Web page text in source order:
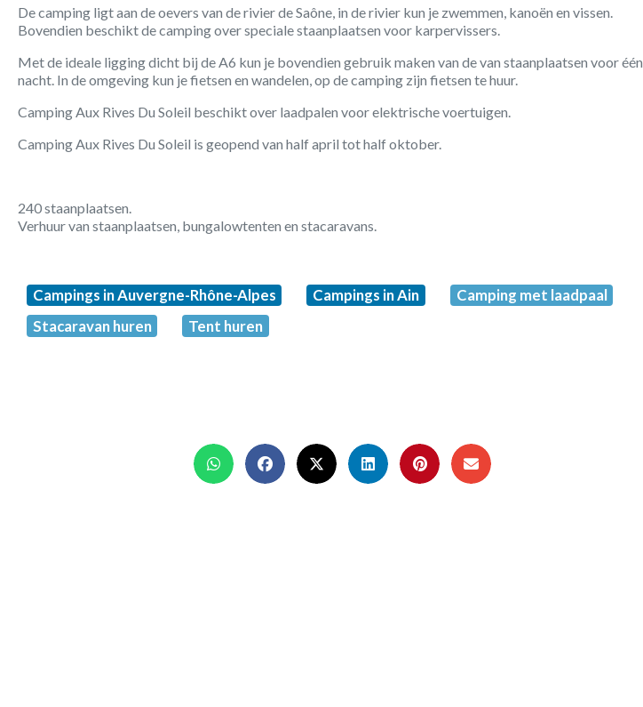
De camping ligt aan de oevers van de rivier de Saône, in de rivier kun je zwemmen, kanoën en vissen.
Bovendien beschikt de camping over speciale staanplaatsen voor karpervissers.
Met de ideale ligging dicht bij de A6 kun je bovendien gebruik maken van de van staanplaatsen voor één
nacht. In de omgeving kun je fietsen en wandelen, op de camping zijn fietsen te huur.
Camping Aux Rives Du Soleil beschikt over laadpalen voor elektrische voertuigen.
Camping Aux Rives Du Soleil is geopend van half april tot half oktober.
240 staanplaatsen.
Verhuur van staanplaatsen, bungalowtenten en stacaravans.
Campings in Auvergne-Rhône-Alpes Campings in Ain
Camping met laadpaal
Stacaravan huren
Tent huren